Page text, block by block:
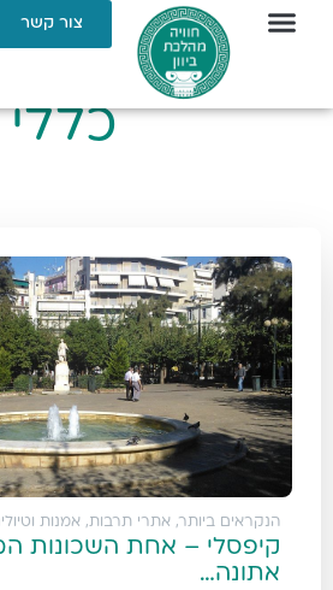
צור קשר
כללי
הנקראים ביותר, אתרי תרבות, אמנות
קיפסלי – אחת השכונות
אתונה…